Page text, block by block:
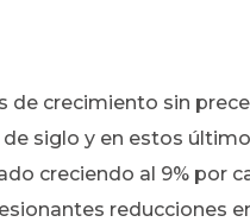
de crecimiento sin
siglo y en estos
creciendo al 9% por
reducciones